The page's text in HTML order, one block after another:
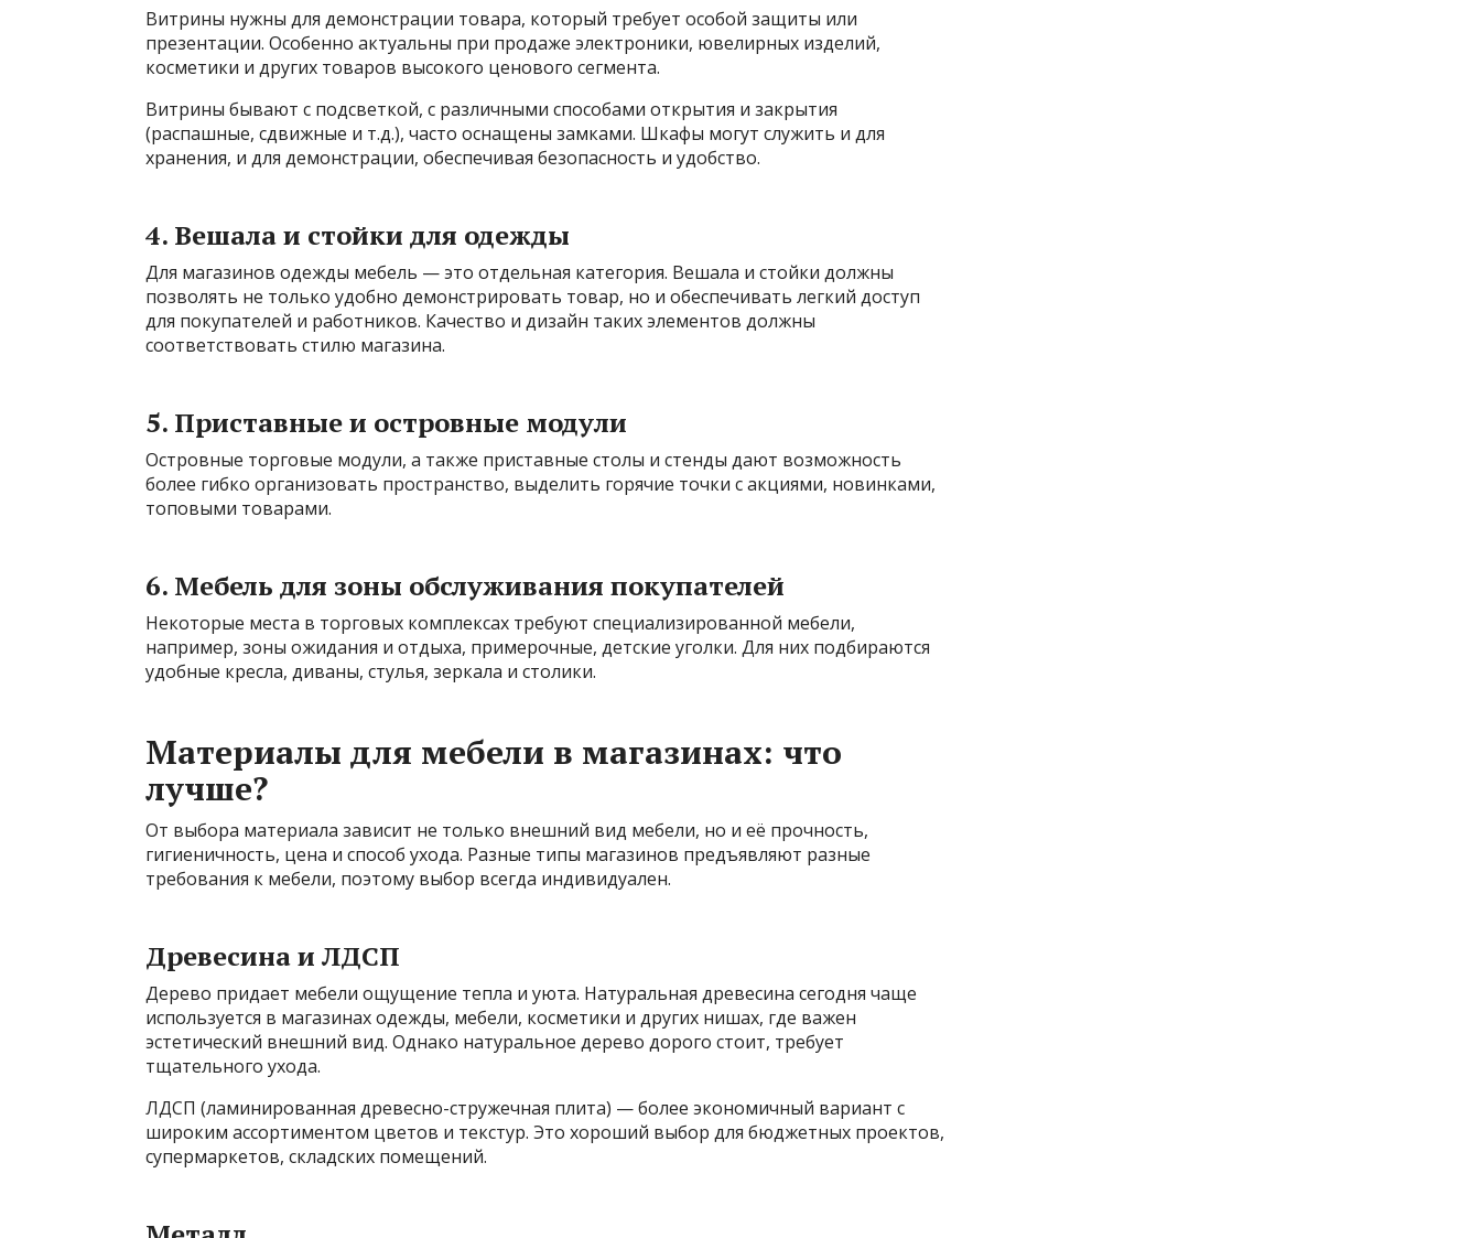
Витрины нужны для демонстрации товара, который требует особой защиты или
презентации. Особенно актуальны при продаже электроники, ювелирных изделий,
косметики и других товаров высокого ценового сегмента.
Витрины бывают с подсветкой, с различными способами открытия и закрытия
(распашные, сдвижные и т.д.), часто оснащены замками. Шкафы могут служить и для
хранения, и для демонстрации, обеспечивая безопасность и удобство.
4. Вешала и стойки для одежды
Для магазинов одежды мебель — это отдельная категория. Вешала и стойки должны
позволять не только удобно демонстрировать товар, но и обеспечивать легкий доступ
для покупателей и работников. Качество и дизайн таких элементов должны
соответствовать стилю магазина.
5. Приставные и островные модули
Островные торговые модули, а также приставные столы и стенды дают возможность
более гибко организовать пространство, выделить горячие точки с акциями, новинками,
топовыми товарами.
6. Мебель для зоны обслуживания покупателей
Некоторые места в торговых комплексах требуют специализированной мебели,
например, зоны ожидания и отдыха, примерочные, детские уголки. Для них подбираются
удобные кресла, диваны, стулья, зеркала и столики.
Материалы для мебели в магазинах: что
лучше?
От выбора материала зависит не только внешний вид мебели, но и её прочность,
гигиеничность, цена и способ ухода. Разные типы магазинов предъявляют разные
требования к мебели, поэтому выбор всегда индивидуален.
Древесина и ЛДСП
Дерево придает мебели ощущение тепла и уюта. Натуральная древесина сегодня чаще
используется в магазинах одежды, мебели, косметики и других нишах, где важен
эстетический внешний вид. Однако натуральное дерево дорого стоит, требует
тщательного ухода.
ЛДСП (ламинированная древесно-стружечная плита) — более экономичный вариант с
широким ассортиментом цветов и текстур. Это хороший выбор для бюджетных проектов,
супермаркетов, складских помещений.